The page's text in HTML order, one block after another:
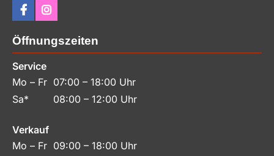
Öffnungszeiten
Service
Mo – Fr 07:00 – 18:00 Uhr
Sa*
08:00 – 12:00 Uhr
Verkauf
Mo – Fr 09:00 – 18:00 Uhr